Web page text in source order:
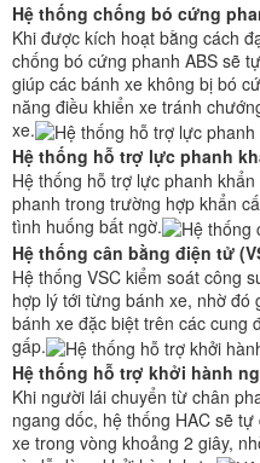
Hệ thống chống bó cứng
Khi được kích hoạt bằng cách
chống bó cứng phanh ABS sẽ
giúp các bánh xe không bị bó
năng điều khiển xe tránh
xe.
Hệ thống hỗ trợ lực phanh
Hệ thống hỗ trợ lực phanh
phanh trong trường hợp khẩn
tình huống bất ngờ.
Hệ thống cân bằng điện tử
Hệ thống VSC kiểm soát công
hợp lý tới từng bánh xe, nhờ
bánh xe đặc biệt trên các cung
gấp.
Hệ thống hỗ trợ khởi hành
Khi người lái chuyển từ chân
ngang dốc, hệ thống HAC sẽ
xe trong vòng khoảng 2 giây,